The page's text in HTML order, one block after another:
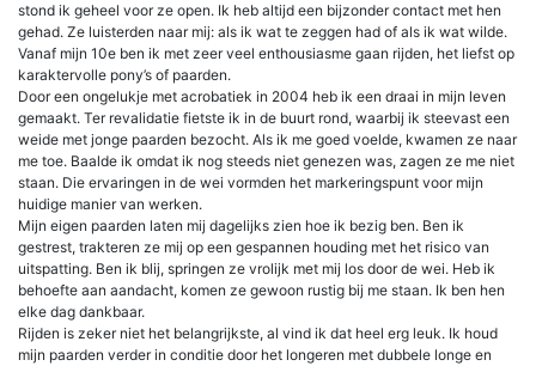
stond ik geheel voor ze open. Ik heb altijd een bijzonder contact met hen
gehad. Ze luisterden naar mij: als ik wat te zeggen had of als ik wat wilde.
Vanaf mijn 10e ben ik met zeer veel enthousiasme gaan rijden, het liefst op
karaktervolle pony’s of paarden.
Door een ongelukje met acrobatiek in 2004 heb ik een draai in mijn leven
gemaakt. Ter revalidatie fietste ik in de buurt rond, waarbij ik steevast een
weide met jonge paarden bezocht. Als ik me goed voelde, kwamen ze naar
me toe. Baalde ik omdat ik nog steeds niet genezen was, zagen ze me niet
staan. Die ervaringen in de wei vormden het markeringspunt voor mijn
huidige manier van werken.
Mijn eigen paarden laten mij dagelijks zien hoe ik bezig ben. Ben ik
gestrest, trakteren ze mij op een gespannen houding met het risico van
uitspatting. Ben ik blij, springen ze vrolijk met mij los door de wei. Heb ik
behoefte aan aandacht, komen ze gewoon rustig bij me staan. Ik ben hen
elke dag dankbaar.
Rijden is zeker niet het belangrijkste, al vind ik dat heel erg leuk. Ik houd
mijn paarden verder in conditie door het longeren met dubbele longe en